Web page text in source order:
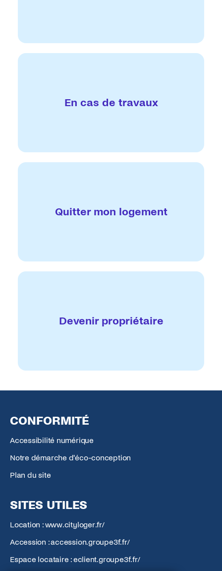
En cas de travaux
Quitter mon logement
Devenir propriétaire
CONFORMITÉ
Accessibilité numérique
Notre démarche d'éco-conception
Plan du site
SITES UTILES
Location : www.cityloger.fr/
Accession : accession.groupe3f.fr/
Espace locataire : eclient.groupe3f.fr/